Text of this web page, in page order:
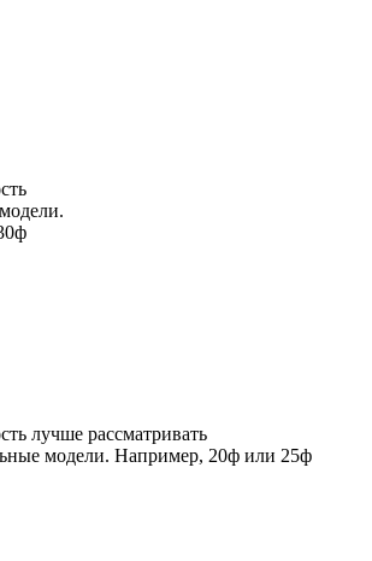
лучше рассматривать
модели. Например, 20ф или 25ф